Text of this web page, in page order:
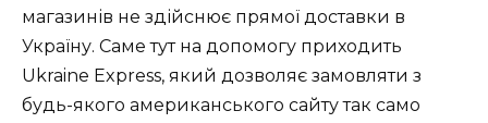
магазинів не здійснює прямої доставки в
Україну. Саме тут на допомогу приходить
Ukraine Express, який дозволяє замовляти з
будь-якого американського сайту так само